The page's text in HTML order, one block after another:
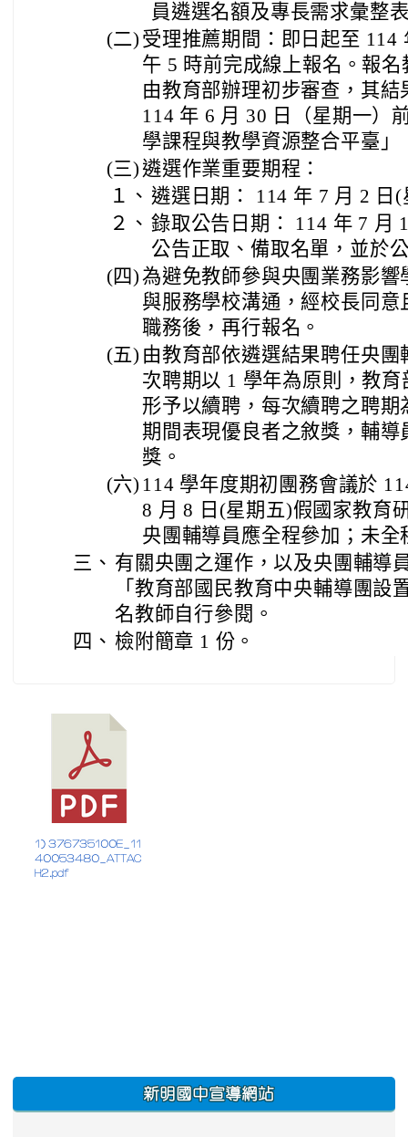
員遴選名額及專長需求彙整
(二) 受理推薦期間：即日起至 114
午 5 時前完成線上報名。報
由教育部辦理初步審查，其
114 年 6 月 30 日（星期一）
學課程與教學資源整合平臺」
(三) 遴選作業重要期程：
１、 遴選日期： 114 年 7 月 2 日
２、 錄取公告日期： 114 年 7 月
公告正取、備取名單，並於
(四)為避免教師參與央團業務影
與服務學校溝通，經校長同
職務後，再行報名。
(五) 由教育部依遴選結果聘任央
次聘期以 1 學年為原則，教
形予以續聘，每次續聘之聘
期間表現優良者之敘獎，輔
獎。
(六) 114 學年度期初團務會議於
8 月 8 日(星期五)假國家教育
央團輔導員應全程參加；未
三、 有關央團之運作，以及央團輔導
「教育部國民教育中央輔導團設
名教師自行參閱。
四、 檢附簡章 1 份。
1) 376735100E_11
40053480_ATTAC
H2.pdf
:::
新明國中宣導網站